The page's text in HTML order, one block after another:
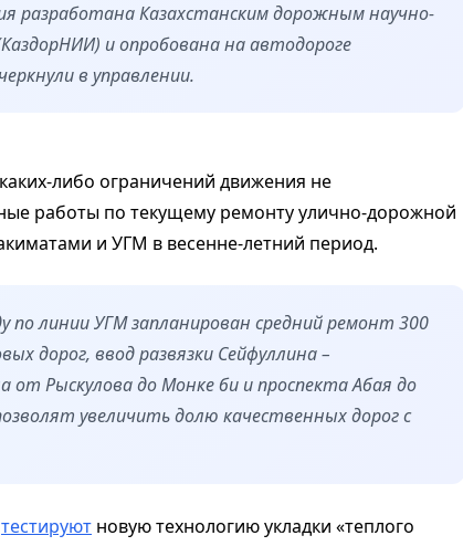
разработана Казахстанским дорожным научно-
и опробована на автодороге
в управлении.
либо ограничений движения не
работы по текущему ремонту улично-дорожной
и УГМ в весенне-летний период.
линии УГМ запланирован средний ремонт 300
дорог, ввод развязки Сейфуллина –
от Рыскулова до Монке би и проспекта Абая до
увеличить долю качественных дорог с
тестируют новую технологию укладки «теплого